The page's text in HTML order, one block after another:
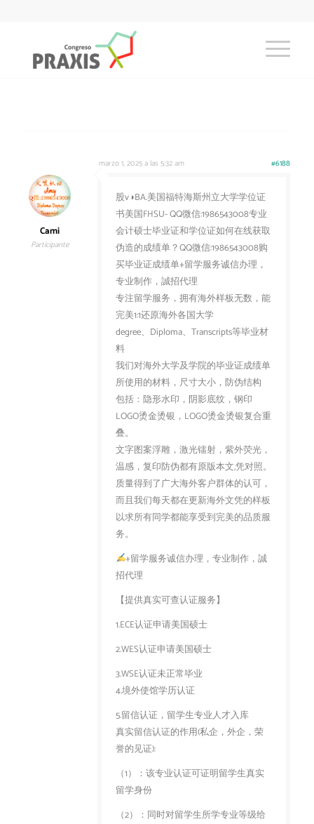
marzo 1, 2025 a las 5:32 am #6188
Cami
Participante
股v◑BA.美国福特海斯州立大学学位证
书美国FHSU- QQ微信:1986543008专业
会计硕士毕业证和学位证如何在线获取
伪造的成绩单？QQ微信:1986543008购
买毕业证成绩单+留学服务诚信办理，
专业制作，誠招代理
专注留学服务，拥有海外样板无数，能
完美1:1还原海外各国大学
degree、Diploma、Transcripts等毕业材
料
我们对海外大学及学院的毕业证成绩单
所使用的材料，尺寸大小，防伪结构
包括：隐形水印，阴影底纹，钢印
LOGO烫金烫银，LOGO烫金烫银复合重
叠。
文字图案浮雕，激光镭射，紫外荧光，
温感，复印防伪都有原版本文,凭对照。
质量得到了广大海外客户群体的认可，
而且我们每天都在更新海外文凭的样板
以求所有同学都能享受到完美的品质服
务。
+留学服务诚信办理，专业制作，誠
招代理
【提供真实可查认证服务】
1.ECE认证申请美国硕士
2.WES认证申请美国硕士
3.WSE认证未正常毕业
4.境外使馆学历认证
5.留信认证，留学生专业人才入库
真实留信认证的作用(私企，外企，荣
誉的见证):
（1）：该专业认证可证明留学生真实
留学身份
（2）：同时对留学生所学专业等级给